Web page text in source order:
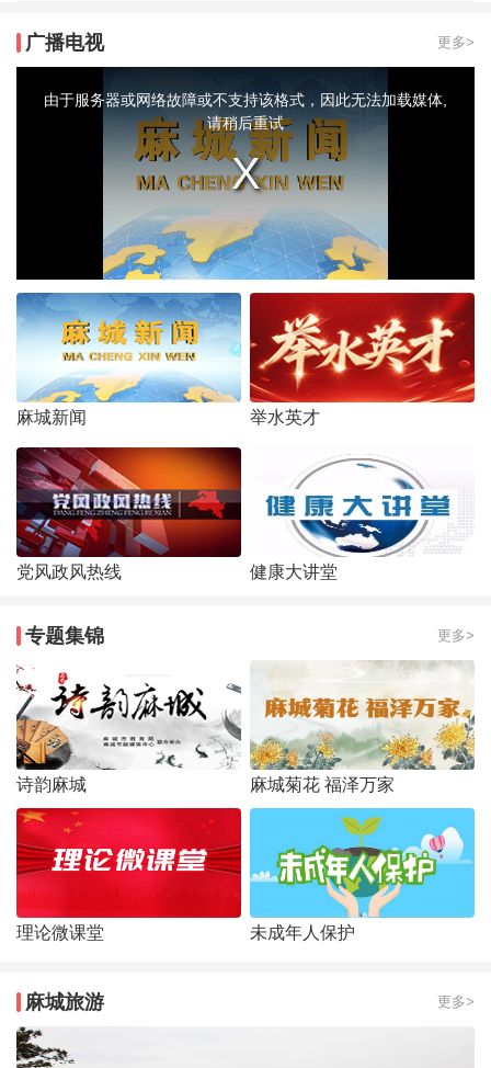
广播电视 更多>
modal由于服务器或网络故障或不支持该格式，因此无法加载媒体,
请稍后重试
麻城新闻 举水英才
党风政风热线 健康大讲堂
专题集锦 更多>
诗韵麻城 麻城菊花 福泽万家
理论微课堂 未成年人保护
麻城旅游 更多>